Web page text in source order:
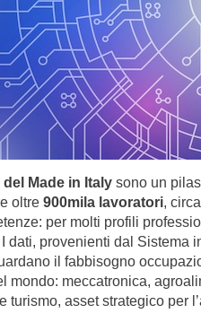
Made in Italy sono un
oltre 900mila lavoratori,
per molti profili
dati, provenienti dal Sistema
il fabbisogno
mondo: meccatronica,
turismo, asset strategico per